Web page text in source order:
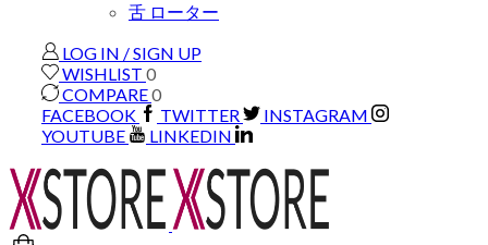
舌 ローター
LOG IN / SIGN UP
WISHLIST 0
COMPARE0
FACEBOOK
TWITTER
INSTAGRAM
YOUTUBE
LINKEDIN